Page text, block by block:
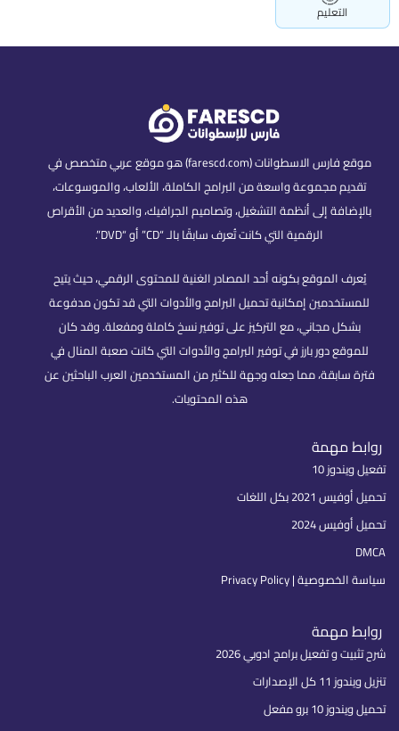
التعليم
موقع فارس الاسطوانات (farescd.com) هو موقع عربي متخصص في
تقديم مجموعة واسعة من البرامج الكاملة، الألعاب، والموسوعات،
بالإضافة إلى أنظمة التشغيل، وتصاميم الجرافيك، والعديد من الأقراص
الرقمية التي كانت تُعرف سابقًا بالـ “CD” أو “DVD”.
يُعرف الموقع بكونه أحد المصادر الغنية للمحتوى الرقمي، حيث يتيح
للمستخدمين إمكانية تحميل البرامج والأدوات التي قد تكون مدفوعة
بشكل مجاني، مع التركيز على توفير نسخ كاملة ومفعلة. وقد كان
للموقع دور بارز في توفير البرامج والأدوات التي كانت صعبة المنال في
فترة سابقة، مما جعله وجهة للكثير من المستخدمين العرب الباحثين عن
هذه المحتويات.
روابط مهمة
تفعيل ويندوز 10
تحميل أوفيس 2021 بكل اللغات
تحميل أوفيس 2024
DMCA
سياسة الخصوصية | Privacy Policy
روابط مهمة
شرح تثبيت و تفعيل برامج ادوبي 2026
تنزيل ويندوز 11 كل الإصدارات
تحميل ويندوز 10 برو مفعل